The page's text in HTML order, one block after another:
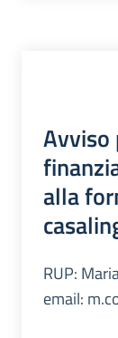
Avviso
alla
RUP:
email: